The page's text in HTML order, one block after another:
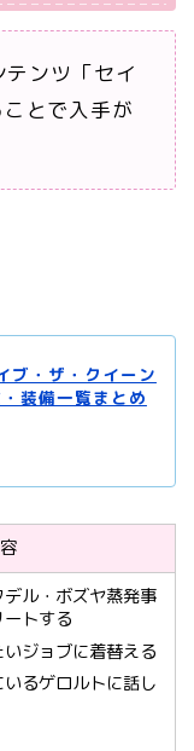
ンツ「セイ
とで入手が
ブ・ザ・クイーン
装備一覧まとめ
ル・ボズヤ蒸発事
トする
ジョブに着替える
るゲロルトに話し